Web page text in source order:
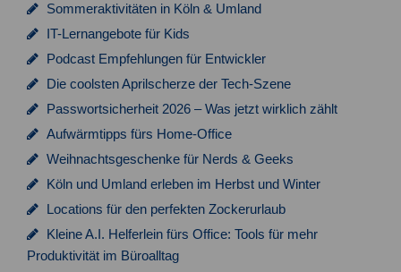
Sommeraktivitäten in Köln & Umland
IT-Lernangebote für Kids
Podcast Empfehlungen für Entwickler
Die coolsten Aprilscherze der Tech-Szene
Passwortsicherheit 2026 – Was jetzt wirklich zählt
Aufwärmtipps fürs Home-Office
Weihnachtsgeschenke für Nerds & Geeks
Köln und Umland erleben im Herbst und Winter
Locations für den perfekten Zockerurlaub
Kleine A.I. Helferlein fürs Office: Tools für mehr
Produktivität im Büroalltag